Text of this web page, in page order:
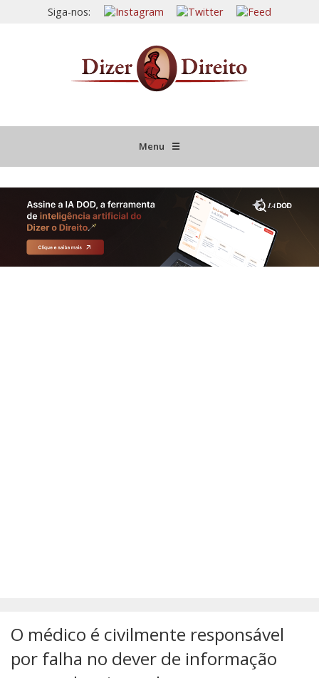
Siga-nos:
Menu ☰
JURISPRUDÊNCIA COMENTADA
INFORMATIVOS COMENTADOS
O médico é civilmente responsável
por falha no dever de informação